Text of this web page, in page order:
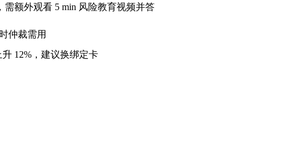
需额外观看 5 min 风险教育视频并答
仲裁需用
12%，建议换绑定卡